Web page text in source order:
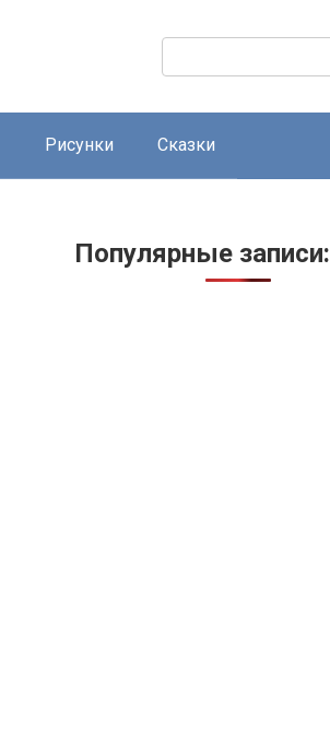
Поиск:
Рисунки Сказки
Популярные записи: